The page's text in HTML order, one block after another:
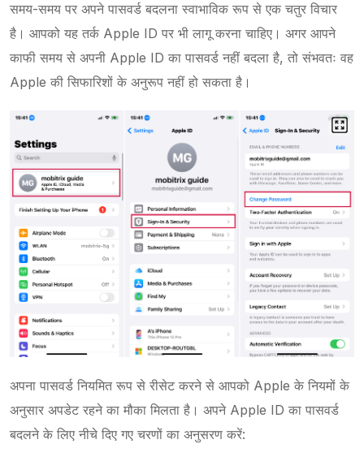
समय-समय पर अपने पासवर्ड बदलना स्वाभाविक रूप से एक चतुर विचार
है। आपको यह तर्क Apple ID पर भी लागू करना चाहिए। अगर आपने
काफी समय से अपनी Apple ID का पासवर्ड नहीं बदला है, तो संभवतः वह
Apple की सिफारिशों के अनुरूप नहीं हो सकता है।
अपना पासवर्ड नियमित रूप से रीसेट करने से आपको Apple के नियमों के
अनुसार अपडेट रहने का मौका मिलता है। अपने Apple ID का पासवर्ड
बदलने के लिए नीचे दिए गए चरणों का अनुसरण करें: